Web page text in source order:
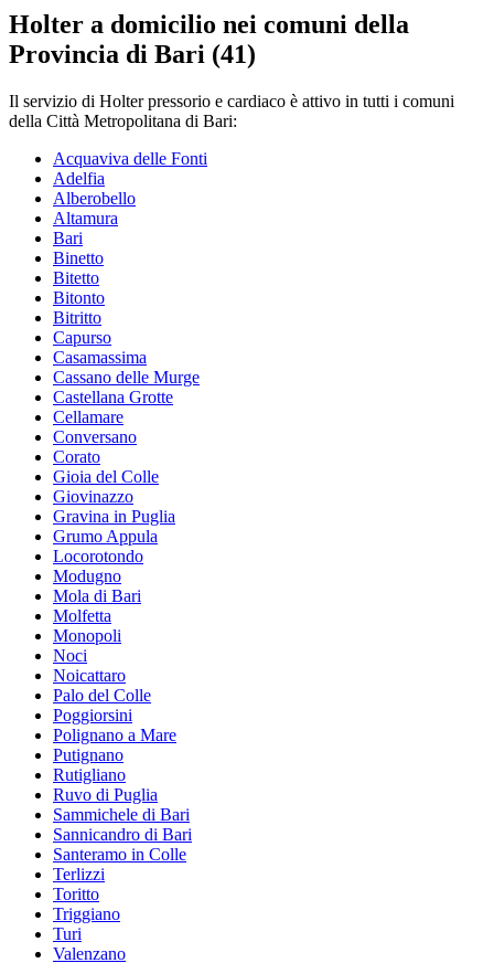
Holter a domicilio nei comuni della
Provincia di Bari (41)
Il servizio di Holter pressorio e cardiaco è attivo in tutti i comuni
della Città Metropolitana di Bari:
Acquaviva delle Fonti
Adelfia
Alberobello
Altamura
Bari
Binetto
Bitetto
Bitonto
Bitritto
Capurso
Casamassima
Cassano delle Murge
Castellana Grotte
Cellamare
Conversano
Corato
Gioia del Colle
Giovinazzo
Gravina in Puglia
Grumo Appula
Locorotondo
Modugno
Mola di Bari
Molfetta
Monopoli
Noci
Noicattaro
Palo del Colle
Poggiorsini
Polignano a Mare
Putignano
Rutigliano
Ruvo di Puglia
Sammichele di Bari
Sannicandro di Bari
Santeramo in Colle
Terlizzi
Toritto
Triggiano
Turi
Valenzano